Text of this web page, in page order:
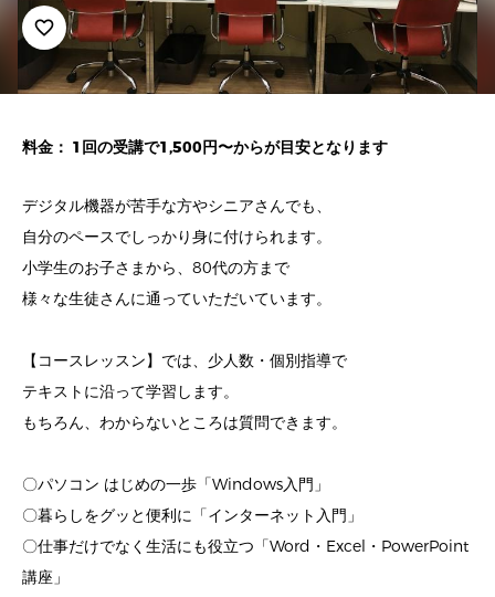
favorite_border
料金： 1回の受講で1,500円〜からが目安となります
デジタル機器が苦手な方やシニアさんでも、
自分のペースでしっかり身に付けられます。
小学生のお子さまから、80代の方まで
様々な生徒さんに通っていただいています。
【コースレッスン】では、少人数・個別指導で
テキストに沿って学習します。
もちろん、わからないところは質問できます。
〇パソコン はじめの一歩「Windows入門」
〇暮らしをグッと便利に「インターネット入門」
〇仕事だけでなく生活にも役立つ「Word・Excel・PowerPoint
講座」